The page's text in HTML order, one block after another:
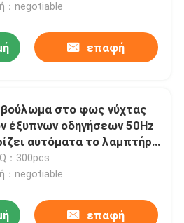
：negotiable
επαφή
στο φως νύχτας
έξυπνων οδηγήσεων 50Hz
αυτόματα το λαμπτήρα
για τον τοίχο
：300pcs
：negotiable
επαφή